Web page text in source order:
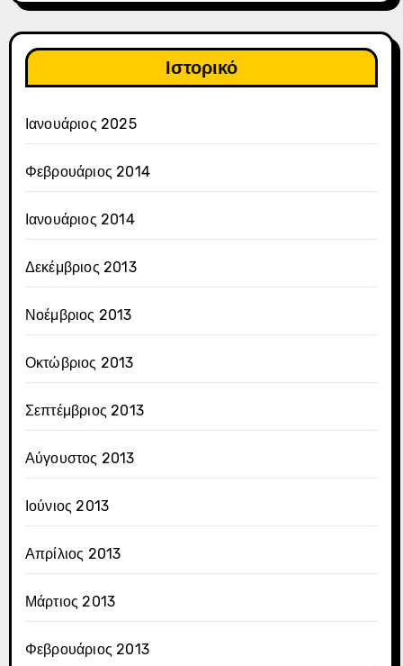
Ιστορικό
Ιανουάριος 2025
Φεβρουάριος 2014
Ιανουάριος 2014
Δεκέμβριος 2013
Νοέμβριος 2013
Οκτώβριος 2013
Σεπτέμβριος 2013
Αύγουστος 2013
Ιούνιος 2013
Απρίλιος 2013
Μάρτιος 2013
Φεβρουάριος 2013